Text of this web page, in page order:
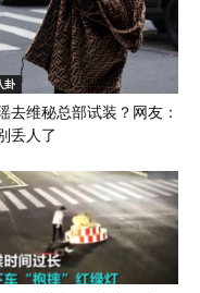
卦
去维秘总部试装？网友：
丢人了